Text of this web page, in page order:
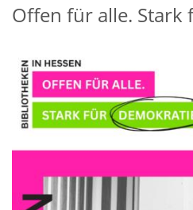
Offen für alle. Stark